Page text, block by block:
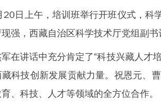
上午，培训班举行开班仪式，科学
强，西藏自治区科学技术厅党组副
讲话中充分肯定了“科技兴藏人才培
藏科技创新发展贡献力量。祝恩元、
、科技、人才等领域的全方位合作。